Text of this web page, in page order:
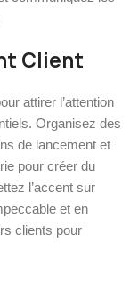
Client
attirer l’attention
Organisez des
de lancement et
pour créer du
l’accent sur
et en
clients pour